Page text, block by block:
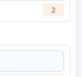
2